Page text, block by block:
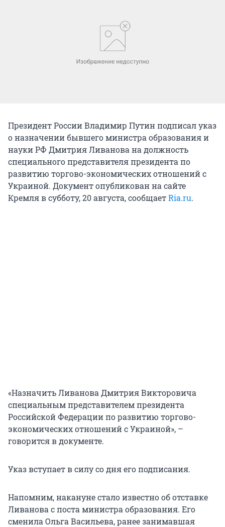
Президент России Владимир Путин подписал указ
о назначении бывшего министра образования и
науки РФ Дмитрия Ливанова на должность
специального представителя президента по
развитию торгово-экономических отношений с
Украиной. Документ опубликован на сайте
Кремля в субботу, 20 августа, сообщаетRia.ru.
«Назначить Ливанова Дмитрия Викторовича
специальным представителем президента
Российской Федерации по развитию торгово-
экономических отношений с Украиной», –
говорится в документе.
Указ вступает в силу со дня его подписания.
Напомним, накануне стало известно об отставке
Ливанова с поста министра образования. Его
сменила Ольга Васильева, ранее занимавшая